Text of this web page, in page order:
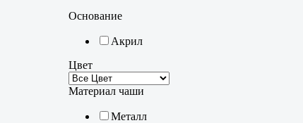
Основание
Акрил
Цвет
Материал чаши
Металл